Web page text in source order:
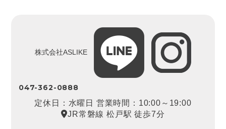
株式会社ASLIKE
047-362-0888
定休日：水曜日 営業時間：10:00～19:00
JR常磐線 松戸駅 徒歩7分